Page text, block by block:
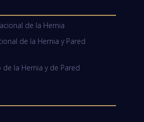
de la Hernia
de la Hernia y Pared
de la Hernia y de Pared